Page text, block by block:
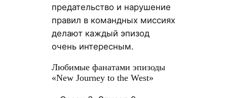
предательство и нарушение
правил в командных миссиях
делают каждый эпизод
очень интересным.
Любимые фанатами эпизоды
«New Journey to the West»